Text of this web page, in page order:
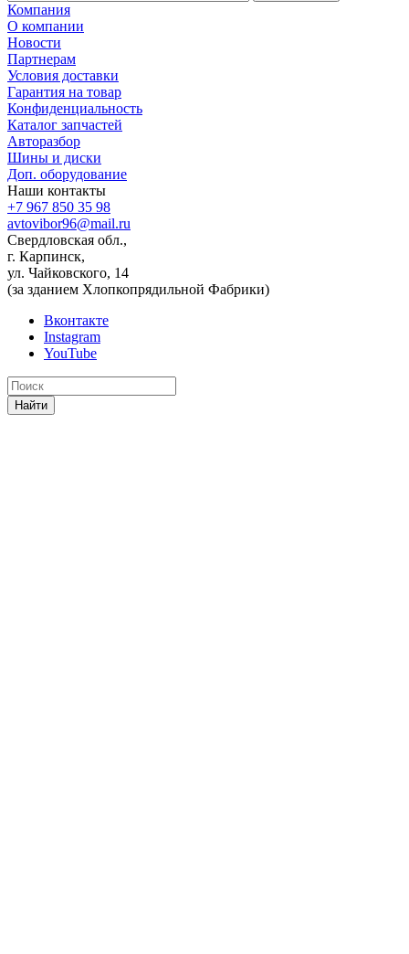
Компания
О компании
Новости
Партнерам
Условия доставки
Гарантия на товар
Конфиденциальность
Каталог запчастей
Авторазбор
Шины и диски
Доп. оборудование
Наши контакты
+7 967 850 35 98
avtovibor96@mail.ru
Свердловская обл.,
г. Карпинск,
ул. Чайковского, 14
(за зданием Хлопкопрядильной Фабрики)
Вконтакте
Instagram
YouTube
Найти